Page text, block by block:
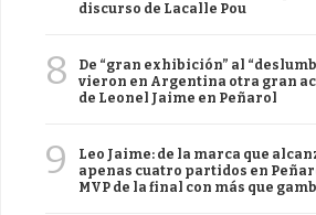
discurso de Lacalle Pou
8
De “gran exhibición” al
vieron en Argentina otra gran
de Leonel Jaime en Peñarol
9
Leo Jaime: de la marca que
apenas cuatro partidos en
MVP de la final con más que